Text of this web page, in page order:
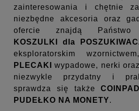
zainteresowania i chętnie
niezbędne akcesoria oraz
ofercie znajdą Państwo
KOSZULKI dla
eksploratorskim
PLECAKIwypadowe, nerki oraz
niezwykle przydatny i
sprawdza się także
PUDEŁKO NA MONETY.